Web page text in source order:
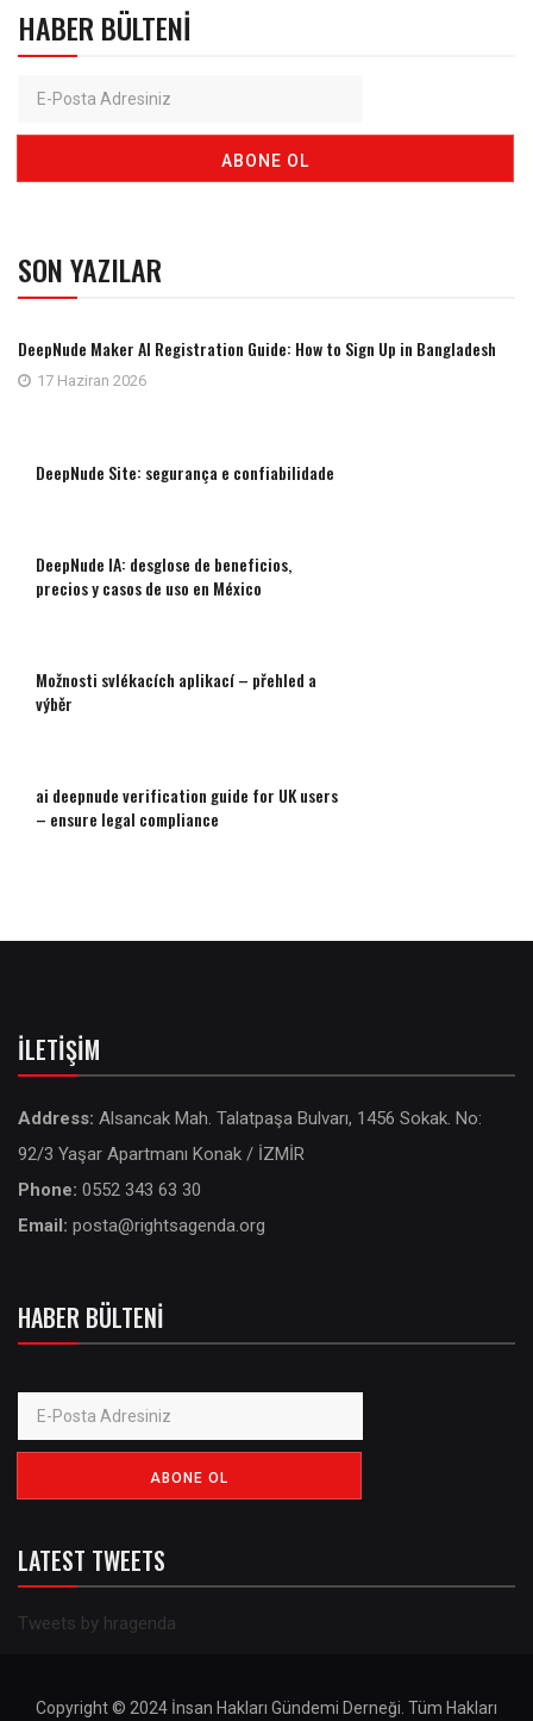
HABER BÜLTENI
SON YAZILAR
DeepNude Maker AI Registration Guide: How to Sign Up in Bangladesh
17 Haziran 2026
DeepNude Site: segurança e confiabilidade
DeepNude IA: desglose de beneficios,
precios y casos de uso en México
Možnosti svlékacích aplikací – přehled a
výběr
ai deepnude verification guide for UK users
– ensure legal compliance
İLETIŞIM
Address: Alsancak Mah. Talatpaşa Bulvarı, 1456 Sokak. No:
92/3 Yaşar Apartmanı Konak / İZMİR
Phone: 0552 343 63 30
Email: posta@rightsagenda.org
HABER BÜLTENI
LATEST TWEETS
Tweets by hragenda
Copyright © 2024 İnsan Hakları Gündemi Derneği. Tüm Hakları